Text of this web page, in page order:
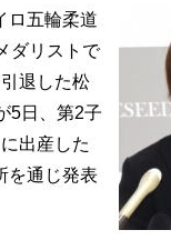
五輪柔道
ダリストで
退した松
5日、第2子
出産した
を通じ発表